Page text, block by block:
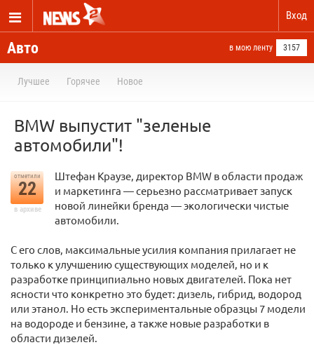
Вход
Авто в мою ленту 3157
Лучшее Горячее Новое
BMW выпустит "зеленые
автомобили"!
отметили
22
в архиве
Штефан Краузе, директор BMW в области продаж
и маркетинга — серьезно рассматривает запуск
новой линейки бренда — экологически чистые
автомобили.
С его слов, максимальные усилия компания прилагает не
только к улучшению существующих моделей, но и к
разработке принципиально новых двигателей. Пока нет
ясности что конкретно это будет: дизель, гибрид, водород
или этанол. Но есть экспериментальные образцы 7 модели
на водороде и бензине, а также новые разработки в
области дизелей.